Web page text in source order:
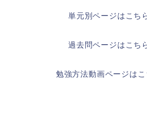
単元別ページはこち
過去問ページはこち
勉強方法動画ページはこ